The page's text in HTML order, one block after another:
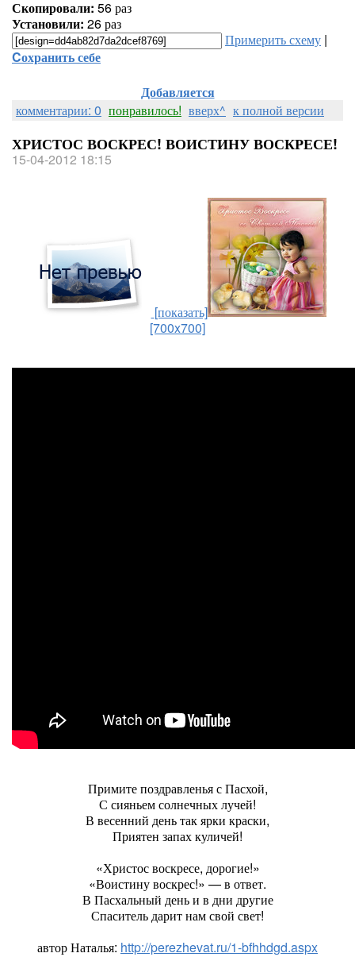
Скопировали: 56 раз
Установили: 26 раз
Примерить схему |
Cохранить себе
Добавляется
комментарии: 0 понравилось! вверх^ к полной версии
ХРИСТОС ВОСКРЕС! ВОИСТИНУ ВОСКРЕСЕ!
15-04-2012 18:15
[показать]
[700x700]
Примите поздравленья с Пасхой,
С сияньем солнечных лучей!
В весенний день так ярки краски,
Приятен запах куличей!
«Христос воскресе, дорогие!»
«Воистину воскрес!» — в ответ.
В Пасхальный день и в дни другие
Спаситель дарит нам свой свет!
автор Наталья: http://perezhevat.ru/1-bfhhdgd.aspx